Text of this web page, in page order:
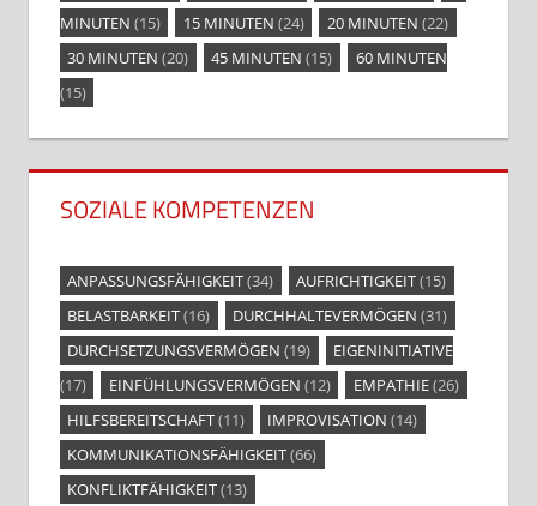
MINUTEN (15) 15 MINUTEN (24) 20 MINUTEN (22)
30 MINUTEN (20) 45 MINUTEN (15)
60 MINUTEN
(15)
SOZIALE KOMPETENZEN
ANPASSUNGSFÄHIGKEIT(34) AUFRICHTIGKEIT(15)
BELASTBARKEIT(16) DURCHHALTEVERMÖGEN (31)
DURCHSETZUNGSVERMÖGEN (19)
EIGENINITIATIVE
(17)
EINFÜHLUNGSVERMÖGEN (12) EMPATHIE(26)
HILFSBEREITSCHAFT(11) IMPROVISATION (14)
KOMMUNIKATIONSFÄHIGKEIT(66)
KONFLIKTFÄHIGKEIT(13)